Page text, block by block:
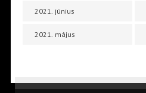
2021. június
2021. május